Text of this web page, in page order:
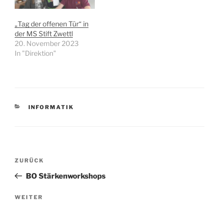
„Tag der offenen Tür“ in
der MS Stift Zwettl
20. November 2023
In "Direktion"
KATEGORIEN
INFORMATIK
Beitragsnavigation
Vorheriger
Beitrag
ZURÜCK
BO Stärkenworkshops
Nächster
WEITER